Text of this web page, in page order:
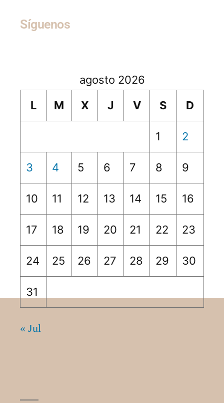
Síguenos
agosto 2026
L
M X J V S D
1 2
3 4 5 6 7 8 9
10 11 12 13 14 15 16
17 18 19 20 21 22 23
24 25 26 27 28 29 30
31
« Jul